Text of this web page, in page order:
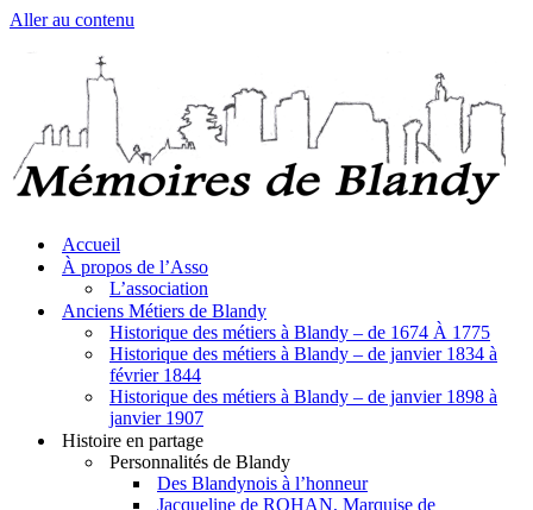
Aller au contenu
Accueil
À propos de l’Asso
L’association
Anciens Métiers de Blandy
Historique des métiers à Blandy – de 1674 À 1775
Historique des métiers à Blandy – de janvier 1834 à
février 1844
Historique des métiers à Blandy – de janvier 1898 à
janvier 1907
Histoire en partage
Personnalités de Blandy
Des Blandynois à l’honneur
Jacqueline de ROHAN, Marquise de